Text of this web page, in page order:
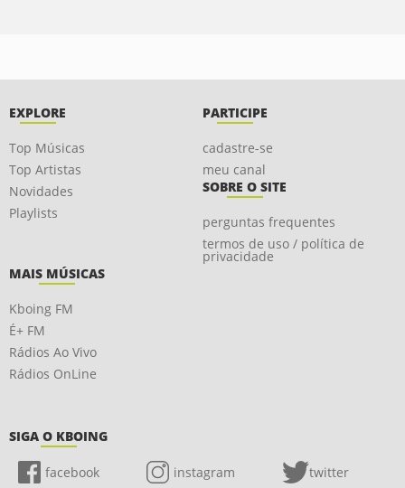
EXPLORE
Top Músicas
Top Artistas
Novidades
Playlists
PARTICIPE
cadastre-se
meu canal
SOBRE O SITE
perguntas frequentes
termos de uso / política de
privacidade
MAIS MÚSICAS
Kboing FM
É+ FM
Rádios Ao Vivo
Rádios OnLine
SIGA O KBOING
facebook instagram twitter